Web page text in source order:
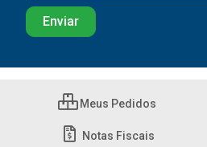
Meus Pedidos
Notas Fiscais